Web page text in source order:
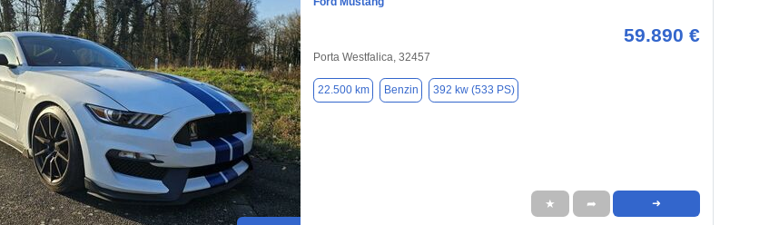
59.890 €
Porta Westfalica, 32457
22.500 km Benzin 392 kw (533 PS)
★ ➦ ➜